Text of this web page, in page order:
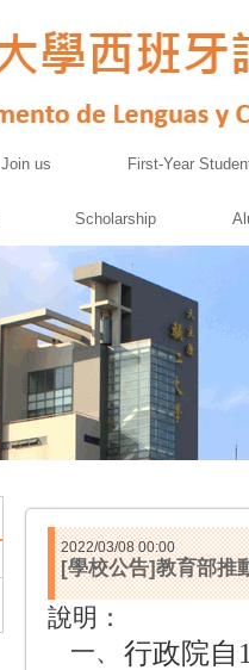
Join us First-Year
Scholarship
2022/03/08 00:00
[學校公告]教育部推
說明：
一、
行政院自